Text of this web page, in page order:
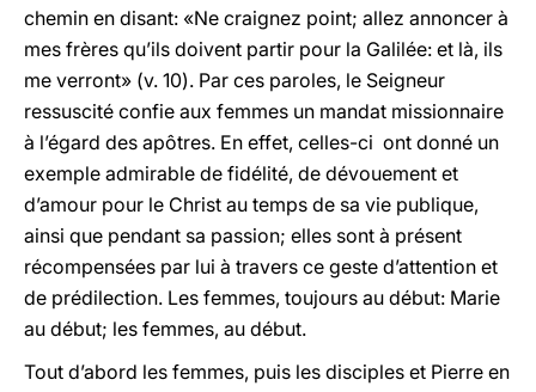
chemin en disant: «Ne craignez point; allez annoncer à
mes frères qu’ils doivent partir pour la Galilée: et là, ils
me verront» (v. 10). Par ces paroles, le Seigneur
ressuscité confie aux femmes un mandat missionnaire
à l’égard des apôtres. En effet, celles-ci ont donné un
exemple admirable de fidélité, de dévouement et
d’amour pour le Christ au temps de sa vie publique,
ainsi que pendant sa passion; elles sont à présent
récompensées par lui à travers ce geste d’attention et
de prédilection. Les femmes, toujours au début: Marie
au début; les femmes, au début.
Tout d’abord les femmes, puis les disciples et Pierre en